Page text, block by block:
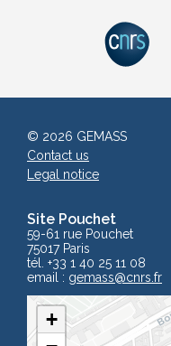
Site Pouchet
59-61 rue Pouchet
75017 Paris
tél. +33 1 40 25 11 08
email : gemass@cnrs.fr
+
© 2026 GEMASS
Contact us
Legal notice